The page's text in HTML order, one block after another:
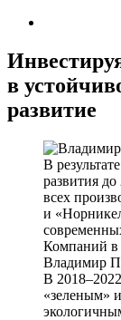
в
развитие
В
развития
всех
и
Компаний в
Владимир
В
«зеленым»